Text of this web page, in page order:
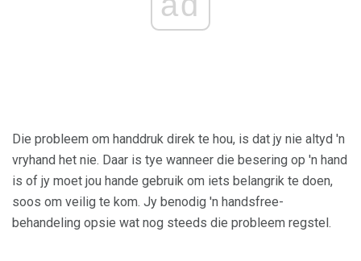
Die probleem om handdruk direk te hou, is dat jy nie altyd 'n
vryhand het nie. Daar is tye wanneer die besering op 'n hand
is of jy moet jou hande gebruik om iets belangrik te doen,
soos om veilig te kom. Jy benodig 'n handsfree-
behandeling opsie wat nog steeds die probleem regstel.